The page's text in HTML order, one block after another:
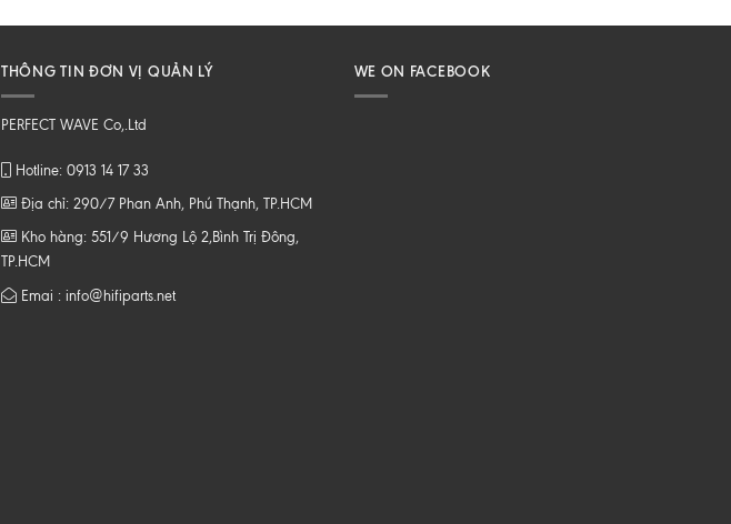
THÔNG TIN ĐƠN VỊ QUẢN LÝ
PERFECT WAVE Co,.Ltd
Hotline: 0913 14 17 33
Địa chỉ: 290/7 Phan Anh, Phú Thạnh, TP.HCM
Kho hàng: 551/9 Hương Lộ 2,Bình Trị Đông,
TP.HCM
Emai : info@hifiparts.net
WE ON FACEBOOK